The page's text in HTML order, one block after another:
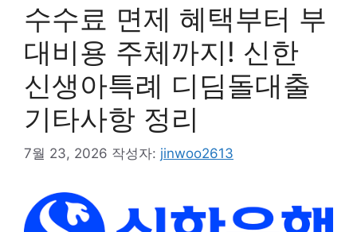
수수료 면제 혜택부터 부
대비용 주체까지! 신한
신생아특례 디딤돌대출
기타사항 정리
7월 23, 2026 작성자: jinwoo2613